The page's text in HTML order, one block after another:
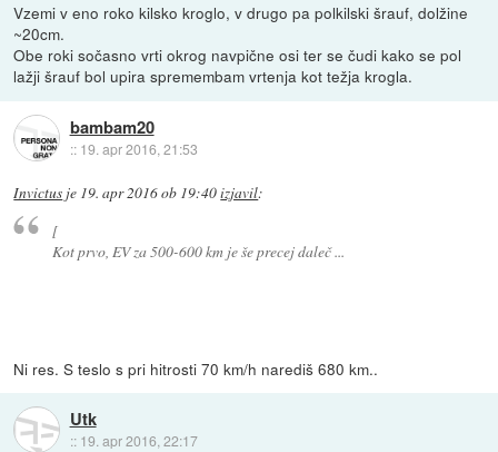
Vzemi v eno roko kilsko kroglo, v drugo pa polkilski šrauf, dolžine
~20cm.
Obe roki sočasno vrti okrog navpične osi ter se čudi kako se pol
lažji šrauf bol upira spremembam vrtenja kot težja krogla.
bambam20
:: 19. apr 2016, 21:53
Invictus je 19. apr 2016 ob 19:40izjavil:
[
Kot prvo, EV za 500-600 km je še precej daleč ...
Ni res. S teslo s pri hitrosti 70 km/h narediš 680 km..
Utk
:: 19. apr 2016, 22:17